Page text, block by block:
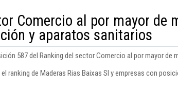
Comercio al por mayor de
y aparatos sanitarios
587 del Ranking del sector Comercio al por mayor
ranking de Maderas Rias Baixas Sl y empresas con